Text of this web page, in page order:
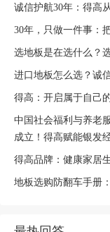
诚信护航30年：得高
30年，只做一件事：
选地板是在选什么？
进口地板怎么选？诚
得高：开启属于自己
中国社会福利与养老
成立！得高赋能银发
得高品牌：健康家居
地板选购防翻车手册